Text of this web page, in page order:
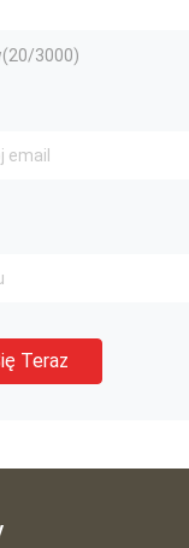
20/3000)
Teraz